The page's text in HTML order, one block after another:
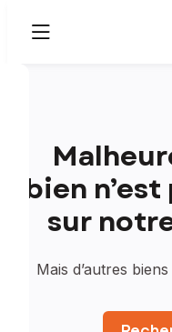
bien
sur
Mais d’autres